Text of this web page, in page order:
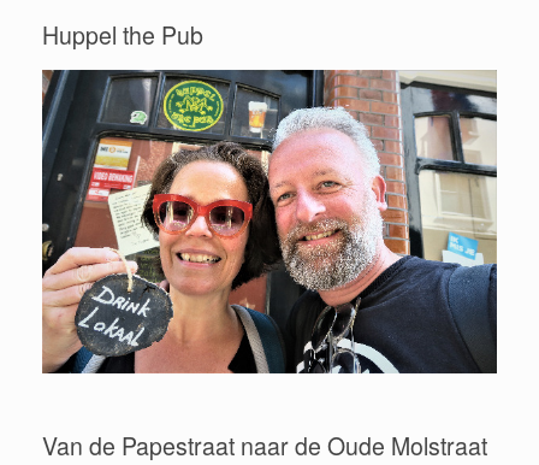
Huppel the Pub
Van de Papestraat naar de Oude Molstraat